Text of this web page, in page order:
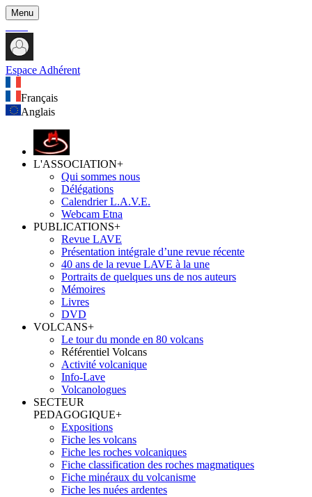
Menu
Espace Adhérent
Français
Anglais
L'ASSOCIATION+
Qui sommes nous
Délégations
Calendrier L.A.V.E.
Webcam Etna
PUBLICATIONS+
Revue LAVE
Présentation intégrale d’une revue récente
40 ans de la revue LAVE à la une
Portraits de quelques uns de nos auteurs
Mémoires
Livres
DVD
VOLCANS+
Le tour du monde en 80 volcans
Référentiel Volcans
Activité volcanique
Info-Lave
Volcanologues
SECTEUR
PEDAGOGIQUE+
Expositions
Fiche les volcans
Fiche les roches volcaniques
Fiche classification des roches magmatiques
Fiche minéraux du volcanisme
Fiche les nuées ardentes